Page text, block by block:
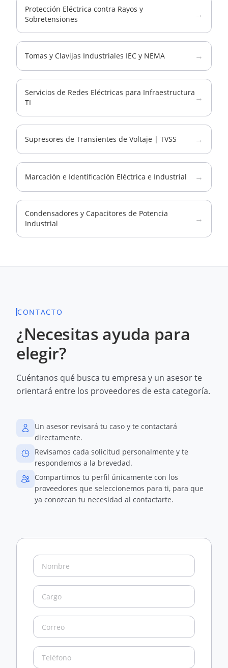
Protección Eléctrica contra Rayos y
Sobretensiones
→
Tomas y Clavijas Industriales IEC y NEMA →
Servicios de Redes Eléctricas para Infraestructura
TI
→
Supresores de Transientes de Voltaje | TVSS →
Marcación e Identificación Eléctrica e Industrial →
Condensadores y Capacitores de Potencia
Industrial
→
CONTACTO
¿Necesitas ayuda para
elegir?
Cuéntanos qué busca tu empresa y un asesor te
orientará entre los proveedores de esta categoría.
Un asesor revisará tu caso y te contactará
directamente.
Revisamos cada solicitud personalmente y te
respondemos a la brevedad.
Compartimos tu perfil únicamente con los
proveedores que seleccionemos para ti, para que
ya conozcan tu necesidad al contactarte.